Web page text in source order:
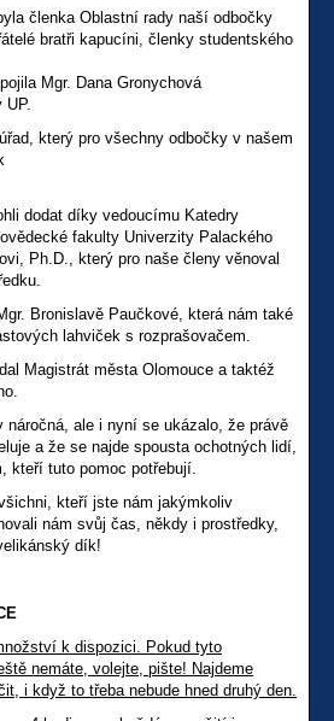
členka Oblastní rady naší odbočky
bratři kapucíni, členky studentského
Mgr. Dana Gronychová
UP.
který pro všechny odbočky v našem
dodat díky vedoucímu Katedry
fakulty Univerzity Palackého
Ph.D., který pro naše členy věnoval
Bronislavě Paučkové, která nám také
lahviček s rozprašovačem.
Magistrát města Olomouce a taktéž
náročná, ale i nyní se ukázalo, že právě
a že se najde spousta ochotných lidí,
kteří tuto pomoc potřebují.
kteří jste nám jakýmkoliv
nám svůj čas, někdy i prostředky,
dík!
k dispozici. Pokud tyto
nemáte, volejte, pište! Najdeme
i když to třeba nebude hned druhý den.